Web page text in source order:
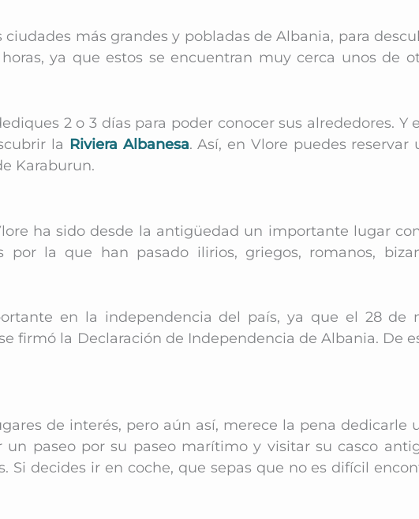
más grandes y pobladas de Albania, para
ya que estos se encuentran muy cerca unos de
2 o 3 días para poder conocer sus alrededores. Y
la Riviera Albanesa. Así, en Vlore puedes
Karaburun.
ha sido desde la antigüedad un importante lugar
por la que han pasado ilirios, griegos, romanos,
en la independencia del país, ya que el 28 de
firmó la Declaración de Independencia de Albania. De
de interés, pero aún así, merece la pena dedicarle
paseo por su paseo marítimo y visitar su casco
Si decides ir en coche, que sepas que no es difícil